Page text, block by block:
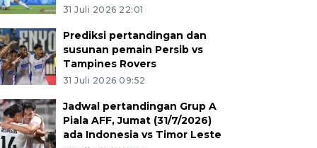
31 Juli 2026 22:01
Prediksi pertandingan dan
susunan pemain Persib vs
Tampines Rovers
31 Juli 2026 09:52
Jadwal pertandingan Grup A
Piala AFF, Jumat (31/7/2026)
ada Indonesia vs Timor Leste